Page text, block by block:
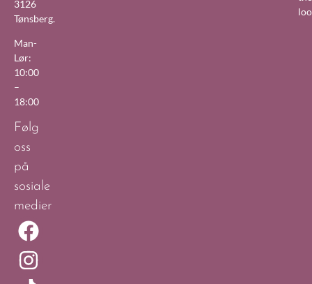
3126
Tønsberg.
Man-
Lør:
10:00
–
18:00
Følg
oss
på
sosiale
medier